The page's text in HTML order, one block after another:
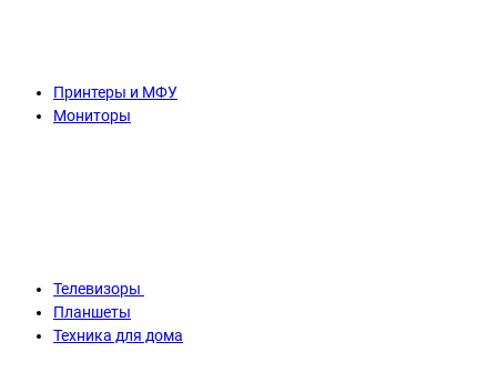
Принтеры и МФУ
Мониторы
Телевизоры
Планшеты
Техника для дома